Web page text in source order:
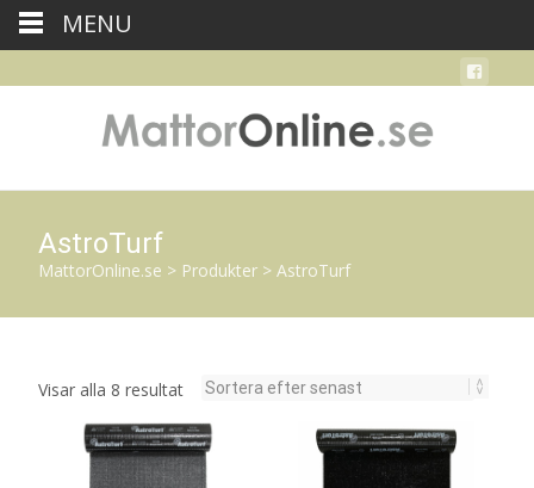
AstroTurf
MattorOnline.se > Produkter > AstroTurf
Visar alla 8 resultatSortera
efter
senaste
MENU